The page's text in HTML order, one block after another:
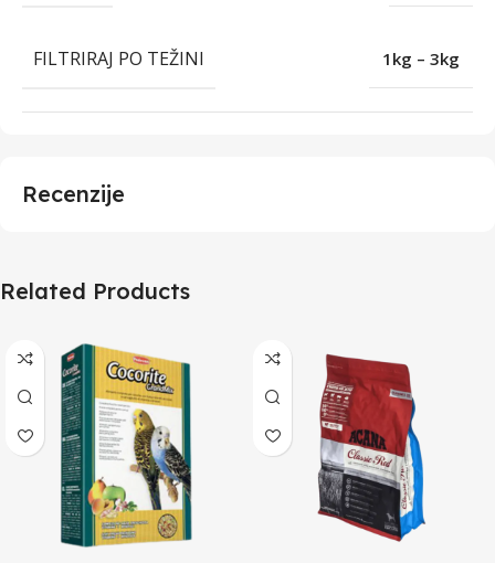
FILTRIRAJ PO TEŽINI 1kg – 3kg
Recenzije
Related Products